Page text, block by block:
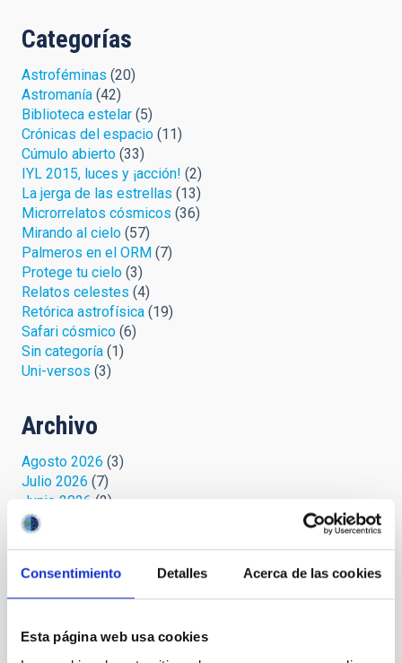
Consentimiento Detalles Acerca de las cookies
Esta página web usa cookies
Categorías
Astroféminas (20)
Astromanía (42)
Biblioteca estelar (5)
Crónicas del espacio (11)
Cúmulo abierto (33)
IYL 2015, luces y ¡acción! (2)
La jerga de las estrellas (13)
Microrrelatos cósmicos (36)
Mirando al cielo (57)
Palmeros en el ORM (7)
Protege tu cielo (3)
Relatos celestes (4)
Retórica astrofísica (19)
Safari cósmico (6)
Sin categoría (1)
Uni-versos (3)
Archivo
Agosto 2026 (3)
Julio 2026 (7)
Junio 2026 (2)
Abril 2026
Diciembre 2025
Noviembre 2025(1)
Septiembre 2025 (2)
Agosto 2025
(2)